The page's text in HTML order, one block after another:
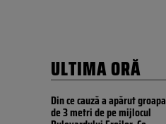
ULTIMA ORĂ
Din ce cauză a apărut groapa
de 3 metri de pe mijlocul